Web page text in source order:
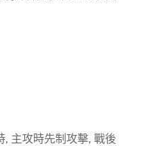
, 主攻時先制攻擊, 戰後